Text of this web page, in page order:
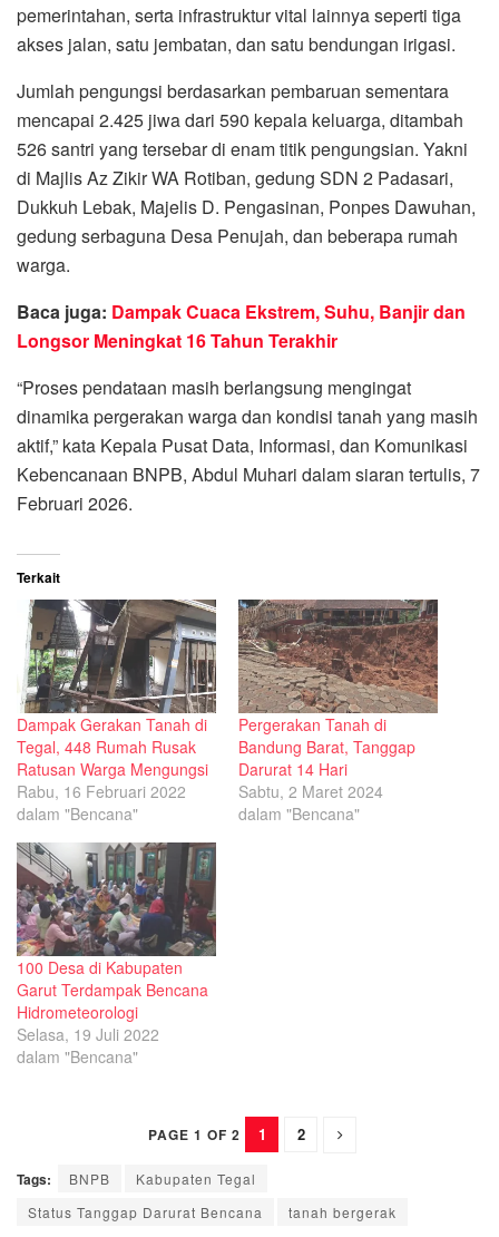
pemerintahan, serta infrastruktur vital lainnya seperti tiga
akses jalan, satu jembatan, dan satu bendungan irigasi.
Jumlah pengungsi berdasarkan pembaruan sementara
mencapai 2.425 jiwa dari 590 kepala keluarga, ditambah
526 santri yang tersebar di enam titik pengungsian. Yakni
di Majlis Az Zikir WA Rotiban, gedung SDN 2 Padasari,
Dukkuh Lebak, Majelis D. Pengasinan, Ponpes Dawuhan,
gedung serbaguna Desa Penujah, dan beberapa rumah
warga.
Baca juga: Dampak Cuaca Ekstrem, Suhu, Banjir dan
Longsor Meningkat 16 Tahun Terakhir
“Proses pendataan masih berlangsung mengingat
dinamika pergerakan warga dan kondisi tanah yang masih
aktif,” kata Kepala Pusat Data, Informasi, dan Komunikasi
Kebencanaan BNPB, Abdul Muhari dalam siaran tertulis, 7
Februari 2026.
Terkait
Dampak Gerakan Tanah di
Tegal, 448 Rumah Rusak
Ratusan Warga Mengungsi
Rabu, 16 Februari 2022
dalam "Bencana"
Pergerakan Tanah di
Bandung Barat, Tanggap
Darurat 14 Hari
Sabtu, 2 Maret 2024
dalam "Bencana"
100 Desa di Kabupaten
Garut Terdampak Bencana
Hidrometeorologi
Selasa, 19 Juli 2022
dalam "Bencana"
PAGE 1 OF 2 1 2
Tags: BNPB
Kabupaten Tegal
Status Tanggap Darurat Bencana
tanah bergerak